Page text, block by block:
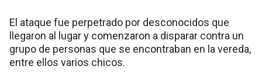
El ataque fue perpetrado por desconocidos que
llegaron al lugar y comenzaron a disparar contra un
grupo de personas que se encontraban en la vereda,
entre ellos varios chicos.